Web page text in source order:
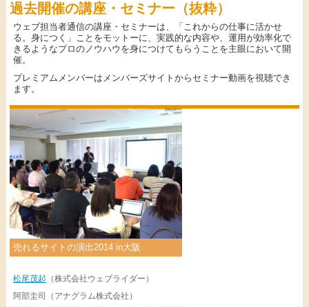
過去開催の講座・セミナー（抜粋）
ウェブ担当者通信の講座・セミナーは、「これからの仕事に活かせ
る。身につく」ことをモットーに、実践的な内容や、運用が効率化で
きるようなプロのノウハウを身につけてもらうことを主眼において開
催。
プレミアムメンバーはメンバーズサイトからセミナー動画を視聴でき
ます。
売れるサイトの演出2014 in大阪
松尾茂起 （株式会社ウェブライダー）
阿部圭司（アナグラム株式会社）